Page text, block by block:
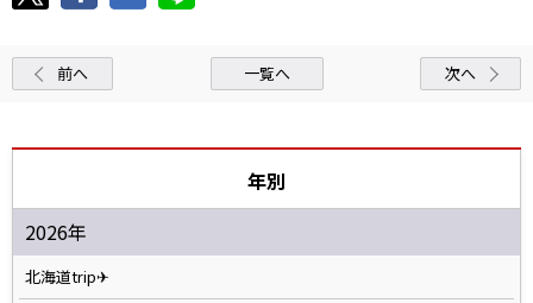
前へ 一覧へ 次へ
年別
2026年
北海道trip✈